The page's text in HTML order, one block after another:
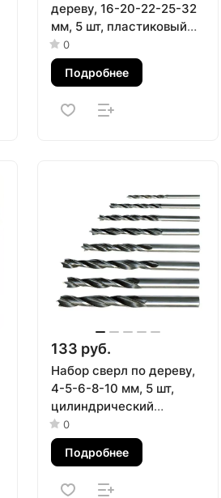
дереву, 16-20-22-25-32
мм, 5 шт, пластиковый
кейс, Matrix
0
Подробнее
133 руб.
Набор сверл по дереву,
4-5-6-8-10 мм, 5 шт,
цилиндрический
хвостовик Sparta
0
Подробнее